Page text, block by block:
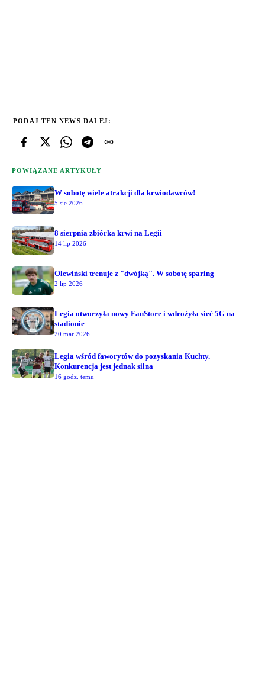
PODAJ TEN NEWS DALEJ:
POWIĄZANE ARTYKUŁY
W sobotę wiele atrakcji dla krwiodawców!
5 sie 2026
8 sierpnia zbiórka krwi na Legii
14 lip 2026
Olewiński trenuje z "dwójką". W sobotę sparing
2 lip 2026
Legia otworzyła nowy FanStore i wdrożyła sieć 5G na
stadionie
20 mar 2026
Legia wśród faworytów do pozyskania Kuchty.
Konkurencja jest jednak silna
16 godz. temu